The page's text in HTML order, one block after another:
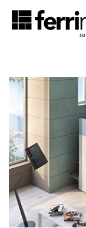
Camerette
con letti
funzionali
Camerette